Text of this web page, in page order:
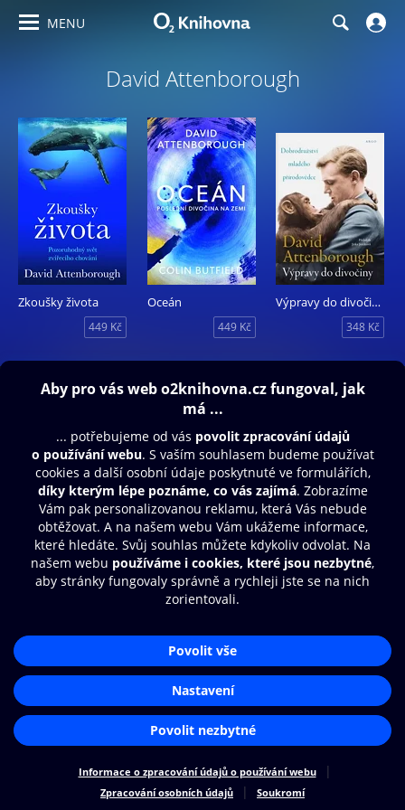
MENU
David Attenborough
Zkoušky života
449 Kč
Oceán
449 Kč
Výpravy do divočiny
348 Kč
Obsah ke stažení
Další zábava
© O2 Czech Republic a.s.
Nákupní řád
Přístupnost
Cookies
Nastavení cookies
Aplikace O2 Knihovna
Čti a poslouchej své e-knihy a
audioknihy rychleji a pohodlněji.